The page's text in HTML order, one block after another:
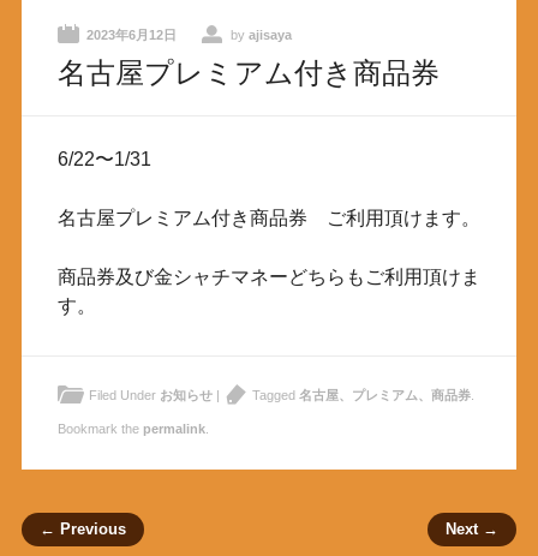
2023年6月12日 by ajisaya
名古屋プレミアム付き商品券
6/22〜1/31
名古屋プレミアム付き商品券 ご利用頂けます。
商品券及び金シャチマネーどちらもご利用頂けま
す。
Filed Under お知らせ| Tagged 名古屋、プレミアム、商品券.
Bookmark the permalink.
Post navigation
← Previous Next →